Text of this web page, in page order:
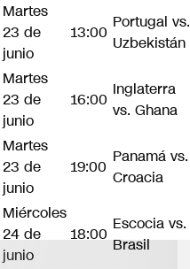
Martes
23 de
junio
13:00
Portugal vs.
Uzbekistán
Martes
23 de
junio
16:00
Inglaterra
vs. Ghana
Martes
23 de
junio
19:00
Panamá vs.
Croacia
Miércoles
24 de
junio
18:00
Escocia vs.
Brasil